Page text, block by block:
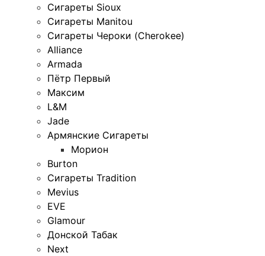
Сигареты Sioux
Сигареты Manitou
Сигареты Чероки (Cherokee)
Alliance
Armada
Пётр Первый
Максим
L&M
Jade
Армянские Сигареты
Морион
Burton
Сигареты Tradition
Mevius
EVE
Glamour
Донской Табак
Next